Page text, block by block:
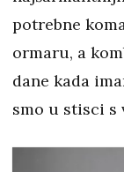
potrebne
ormaru, a
dane kada
smo u stisci s